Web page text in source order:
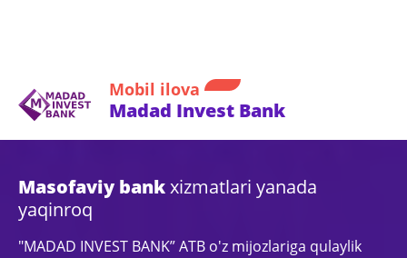
Mobil ilova
Madad Invest Bank
Masofaviy bankxizmatlari yanada
yaqinroq
"MADAD INVEST BANK” ATB o'z mijozlariga qulaylik